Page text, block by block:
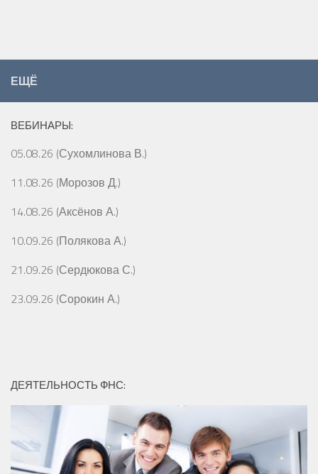
ЕЩЁ
ВЕБИНАРЫ:
05.08.26 (Сухомлинова В.)
11.08.26 (Морозов Д.)
14.08.26 (Аксёнов А.)
10.09.26 (Полякова А.)
21.09.26 (Сердюкова С.)
23.09.26 (Сорокин А.)
ДЕЯТЕЛЬНОСТЬ ФНС: